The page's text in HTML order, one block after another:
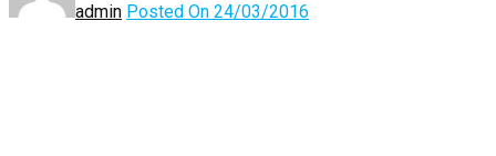
admin Posted On 24/03/2016